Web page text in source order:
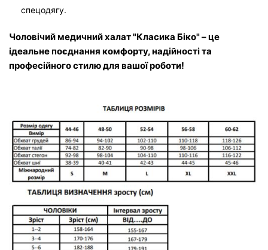
спецодягу.
Чоловічий медичний халат "Класика Біко" – це
ідеальне поєднання комфорту, надійності та
професійного стилю для вашої роботи!